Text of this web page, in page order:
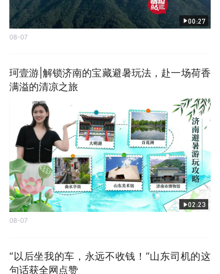
00:27
08-07
珂壹游|解锁济南的宝藏避暑玩法，赴一场荷香
满溢的清凉之旅
02:23
08-07
“以后坐我的车，永远不收钱！”山东司机的这
句话获全网点赞